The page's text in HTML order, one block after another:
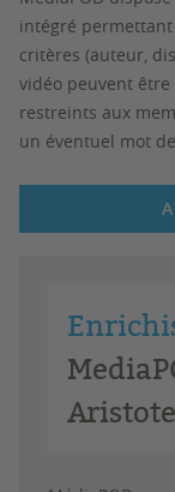
intégré
critères (auteur,
vidéo peuvent
restreints aux
un éventuel mot
Aristote